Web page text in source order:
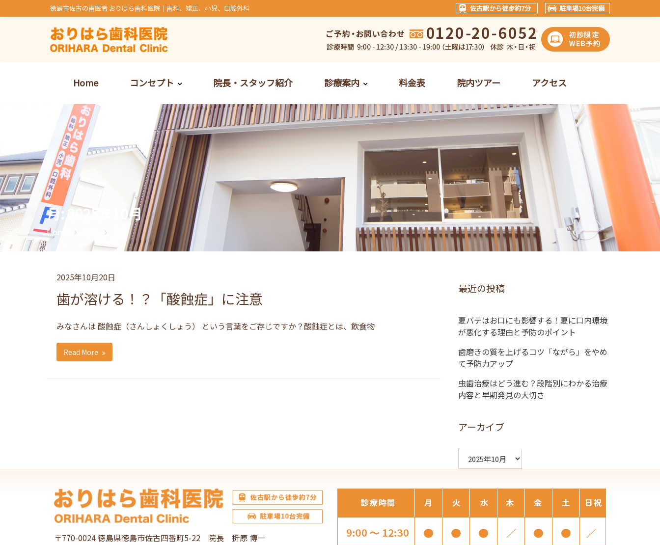
to
徳島市佐古の歯医者 おりはら歯科医院｜歯科、矯正、小児、口腔外科 佐古駅から徒歩約7分 駐車場10台完備
Home コンセプト 院長・スタッフ紹介 診療案内 料金表 院内ツアー アクセス
月: 2025年10月
Home 10月
2025年10月20日
歯が溶ける！？「酸蝕症」に注意
みなさんは 酸蝕症（さんしょくしょう） という言葉をご存じですか？酸蝕症とは、飲食物
Read More
最近の投稿
夏バテはお口にも影響する！夏に口内環境
が悪化する理由と予防のポイント
歯磨きの質を上げるコツ「ながら」をやめ
て予防力アップ
虫歯治療はどう進む？段階別にわかる治療
内容と早期発見の大切さ
アーカイブ
ー
イ
ブ
〒770-0024 徳島県徳島市佐古四番町5-22 院長 折原 博一